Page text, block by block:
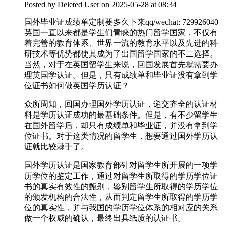
Posted by Deleted User on 2025-05-28 at 08:34
国外毕业证成绩单定制要多久下来qq/wechat: 729926040
英国一直以来都是学生们青睐的热门留学国家，不仅有
着完善的教育体系、世界一流的教育水平以及先进的科
研技术等优势都使其成为了出国留学国家的不二选择。
当然，对于在英国留学生来说，回国发展首先就需要办
理英国学认证。但是，只有成绩单和毕业证没有拿到学
位证书如何做英国学历认证？
众所周知，回国办理国外学历认证，递交齐全的认证材
料是学历认证成功的最基础条件。但是，有不少留学生
在国外留学后，却只有成绩单和毕业证，并没有拿到学
位证书。对于这类情况的留学生，想要通过国外学历认
证就比较棘手了。
国外学历认证是国家教育部针对留学生所开展的一项学
历学位的鉴定工作，通过对留学生所取得的学历学位证
书的真实有效性的甄别，鉴别留学生所取得的学历学位
的颁发机构的合法性，从而判定留学生所取得的学历学
位的真实性，并与我国的学历学位体系的相对应的关系
做一个权威的确认，最终出具纸质的认证书。